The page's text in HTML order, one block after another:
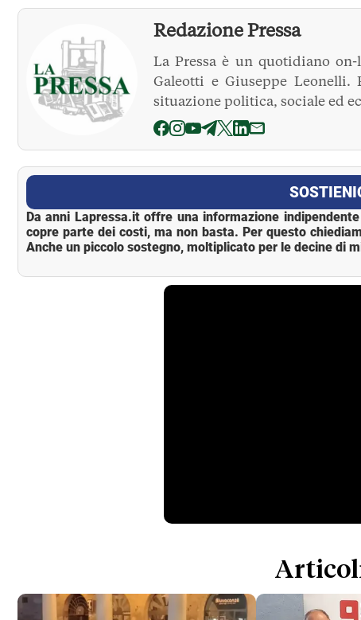
Redazione Pressa
La Pressa è un quotidiano
Galeotti e Giuseppe Leonelli.
situazione politica, sociale ed
La Pressa
Da anni Lapressa.it offre una informazione
copre parte dei costi, ma non basta. Per questo
Anche un piccolo sostegno, moltiplicato per le decine di